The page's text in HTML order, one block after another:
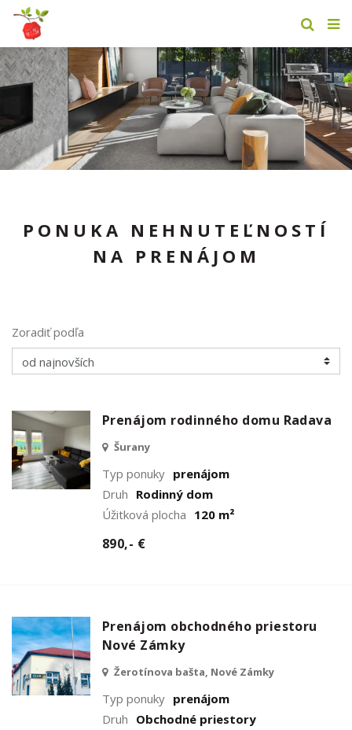
PONUKA NEHNUTEĽNOSTÍ
NA PRENÁJOM
Zoradiť podľa
Prenájom rodinného domu Radava
Šurany
Typ ponuky prenájom
Druh Rodinný dom
Úžitková plocha 120 m²
890,- €
Prenájom obchodného priestoru
Nové Zámky
Žerotínova bašta, Nové Zámky
Typ ponuky prenájom
Druh Obchodné priestory